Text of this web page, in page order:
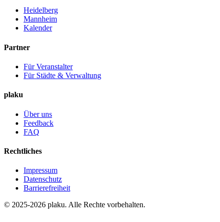
Heidelberg
Mannheim
Kalender
Partner
Für Veranstalter
Für Städte & Verwaltung
plaku
Über uns
Feedback
FAQ
Rechtliches
Impressum
Datenschutz
Barrierefreiheit
© 2025-2026 plaku. Alle Rechte vorbehalten.